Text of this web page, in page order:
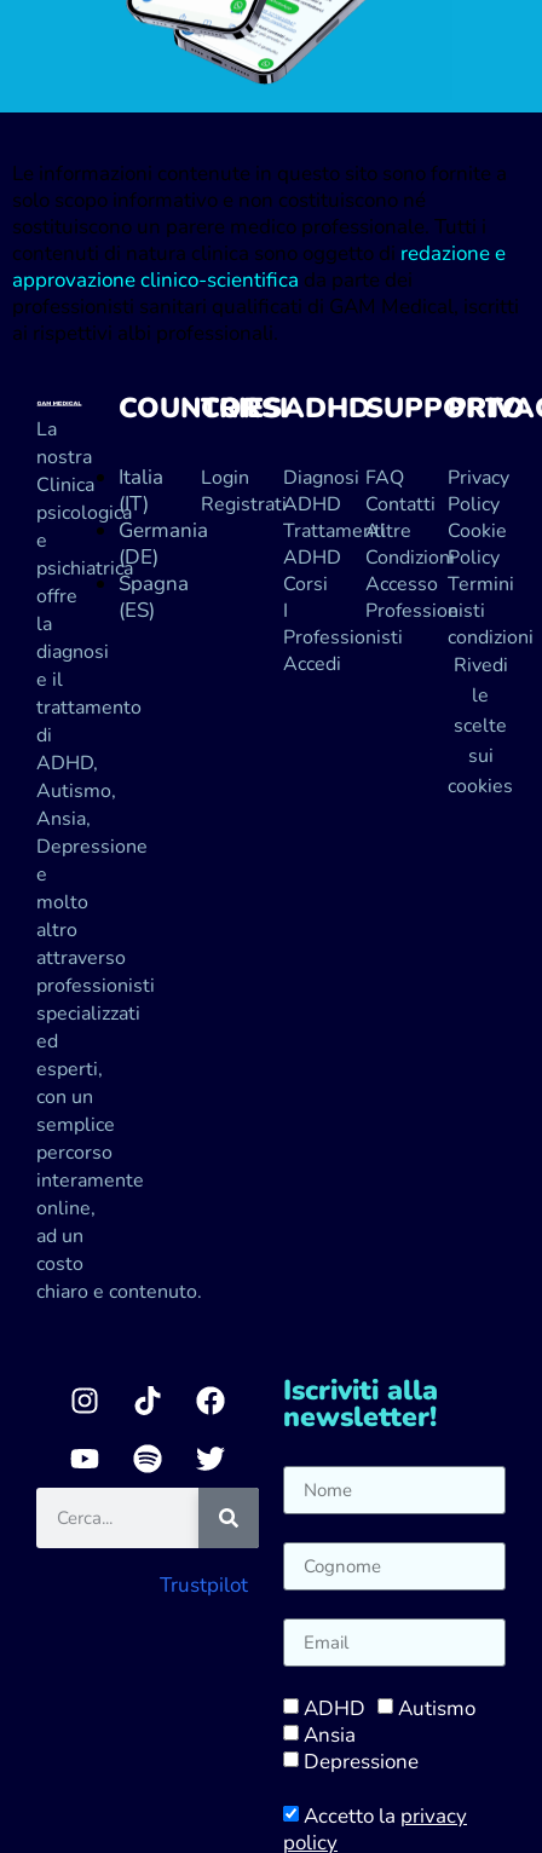
Le informazioni contenute in questo sito sono fornite a
solo scopo informativo e non costituiscono né
sostituiscono un parere medico professionale. Tutti i
contenuti di natura clinica sono oggetto di redazione e
approvazione clinico-scientifica da parte dei
professionisti sanitari qualificati di GAM Medical, iscritti
ai rispettivi albi professionali.
La
nostra
Clinica
psicologica
e
psichiatrica
offre
la
diagnosi
e il
trattamento
di
ADHD,
Autismo,
Ansia,
Depressione
e
molto
altro
attraverso
professionisti
specializzati
ed
esperti,
con un
semplice
percorso
interamente
online,
ad un
costo
chiaro e contenuto.
COUNTRIES
Italia
(IT)
Germania
(DE)
Spagna
(ES)
CORSI
Login
Registrati
ADHD
Diagnosi
ADHD
Trattamenti
ADHD
Corsi
I
Professionisti
Accedi
SUPPORTO
FAQ
Contatti
Altre
Condizioni
Accesso
Professionisti
Privacy
Policy
Cookie
Policy
Termini
e
condizioni
Rivedi
le
scelte
sui
cookies
Trustpilot
Iscriviti alla
newsletter!
ADHD
Autismo
Ansia
Depressione
Accetto la privacy
policy